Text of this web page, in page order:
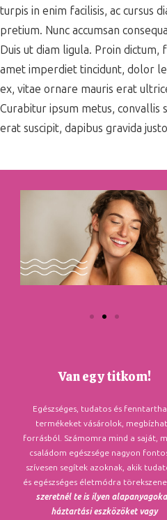
turpis in enim facilisis, ac cursus
pretium. Nunc accumsan
Duis ut diam ligula. Proin dictum,
amet imperdiet tincidunt, dolor
ex, vitae ornare mauris erat
Curabitur ipsum metus, convallis
erat suscipit, dapibus gravida
Van egy titkom!
Egészséges, tudatos és
termékeket vásárolok,
forrásból. Számomra mind a saját,
családom egészsége nagyon
szívesen segítek azoknak, akik
és egészséges életmódra
szeretnél te is ilyen
háztartási eszközöket vagy